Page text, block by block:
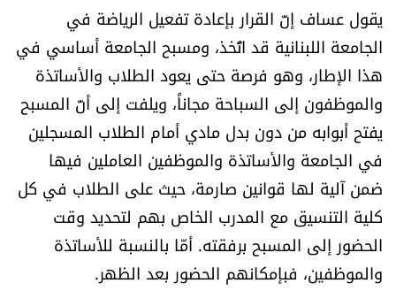
يقول عساف إنّ القرار بإعادة تفعيل الرياضة في
الجامعة اللبنانية قد اتُخذ، ومسبح الجامعة أساسي في
هذا الإطار، وهو فرصة حتى يعود الطلاب والأساتذة
والموظفون إلى السباحة مجاناً، ويلفت إلى أنّ المسبح
يفتح أبوابه من دون بدل مادي أمام الطلاب المسجلين
في الجامعة والأساتذة والموظفين العاملين فيها
ضمن آلية لها قوانين صارمة، حيث على الطلاب في كل
كلية التنسيق مع المدرب الخاص بهم لتحديد وقت
الحضور إلى المسبح برفقته. أمّا بالنسبة للأساتذة
والموظفين، فبإمكانهم الحضور بعد الظهر.